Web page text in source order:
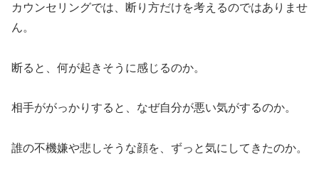
カウンセリングでは、断り方だけを考えるのではありませ
ん。
断ると、何が起きそうに感じるのか。
相手ががっかりすると、なぜ自分が悪い気がするのか。
誰の不機嫌や悲しそうな顔を、ずっと気にしてきたのか。